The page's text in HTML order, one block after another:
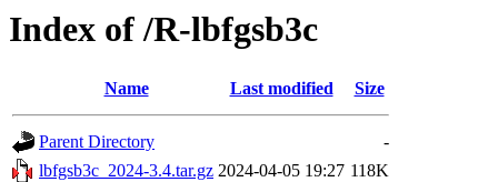
Index of /R-lbfgsb3c
Name Last modified Size
Parent Directory
-
lbfgsb3c_2024-3.4.tar.gz 2024-04-05 19:27 118K